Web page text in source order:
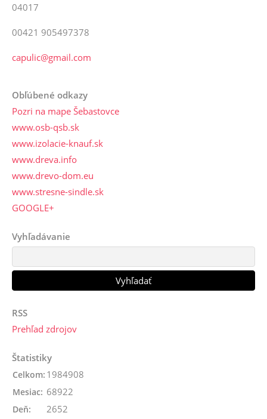
04017
00421 905497378
capulic@gmail.com
Obľúbené odkazy
Pozri na mape Šebastovce
www.osb-qsb.sk
www.izolacie-knauf.sk
www.dreva.info
www.drevo-dom.eu
www.stresne-sindle.sk
GOOGLE+
Vyhľadávanie
RSS
Prehľad zdrojov
Štatistiky
Celkom: 1984908
Mesiac: 68922
Deň: 2652